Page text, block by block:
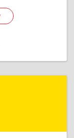
Инна